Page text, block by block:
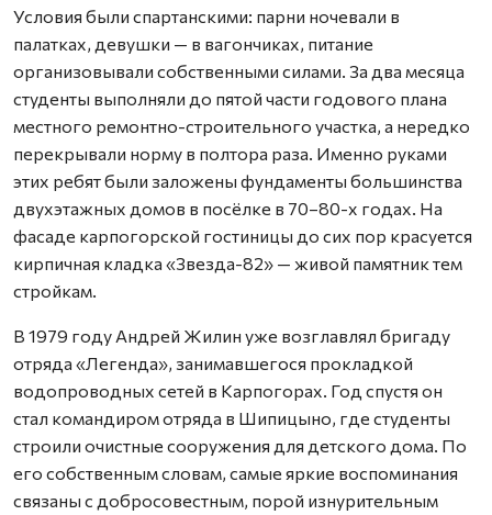
Условия были спартанскими: парни ночевали в
палатках, девушки — в вагончиках, питание
организовывали собственными силами. За два месяца
студенты выполняли до пятой части годового плана
местного ремонтно-строительного участка, а нередко
перекрывали норму в полтора раза. Именно руками
этих ребят были заложены фундаменты большинства
двухэтажных домов в посёлке в 70–80-х годах. На
фасаде карпогорской гостиницы до сих пор красуется
кирпичная кладка «Звезда-82» — живой памятник тем
стройкам.
В 1979 году Андрей Жилин уже возглавлял бригаду
отряда «Легенда», занимавшегося прокладкой
водопроводных сетей в Карпогорах. Год спустя он
стал командиром отряда в Шипицыно, где студенты
строили очистные сооружения для детского дома. По
его собственным словам, самые яркие воспоминания
связаны с добросовестным, порой изнурительным